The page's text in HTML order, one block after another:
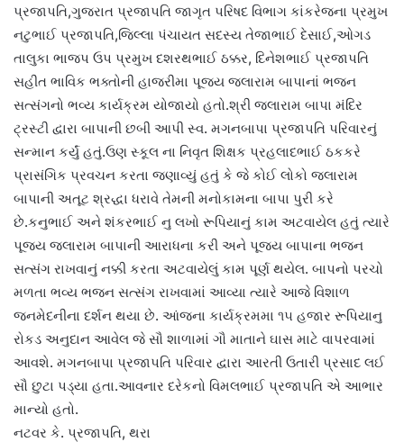
પ્રજાપતિ,ગુજરાત પ્રજાપતિ જાગૃત પરિષદ વિભાગ કાંકરેજના પ્રમુખ
નટુભાઈ પ્રજાપતિ,જિલ્લા પંચાયત સદસ્ય તેજાભાઈ દેસાઈ,ઓગડ
તાલુકા ભાજપ ઉપ પ્રમુખ દશરથભાઈ ઠક્કર, દિનેશભાઈ પ્રજાપતિ
સહીત ભાવિક ભક્તોની હાજરીમા પૂજ્ય જલારામ બાપાનાં ભજન
સત્સંગનો ભવ્ય કાર્યક્રમ યોજાયો હતો.શ્રી જલારામ બાપા મંદિર
ટ્રસ્ટી દ્વારા બાપાની છબી આપી સ્વ. મગનબાપા પ્રજાપતિ પરિવારનું
સન્માન કર્યું હતું.ઉણ સ્કૂલ ના નિવૃત શિક્ષક પ્રહલાદભાઈ ઠકકરે
પ્રાસંગિક પ્રવચન કરતા જણાવ્યું હતું કે જે કોઈ લોકો જલારામ
બાપાની અતૂટ શ્રદ્ધા ધરાવે તેમની મનોકામના બાપા પુરી કરે
છે.કનુભાઈ અને શંકરભાઈ નુ લખો રૂપિયાનું કામ અટવાયેલ હતું ત્યારે
પૂજ્ય જલારામ બાપાની આરાધના કરી અને પૂજ્ય બાપાના ભજન
સત્સંગ રાખવાનું નક્કી કરતા અટવાયેલું કામ પૂર્ણ થયેલ. બાપનો પરચો
મળતા ભવ્ય ભજન સત્સંગ રાખવામાં આવ્યા ત્યારે આજે વિશાળ
જનમેદનીના દર્શન થયા છે. આંજના કાર્યક્રમમા ૧૫ હજાર રૂપિયાનુ
રોકડ અનુદાન આવેલ જે સૌ શાળામાં ગૌ માતાને ઘાસ માટે વાપરવામાં
આવશે. મગનબાપા પ્રજાપતિ પરિવાર દ્વારા આરતી ઉતારી પ્રસાદ લઈ
સૌ છુટા પડ્યા હતા.આવનાર દરેકનો વિમલભાઈ પ્રજાપતિ એ આભાર
માન્યો હતો.
નટવર કે. પ્રજાપતિ, થરા